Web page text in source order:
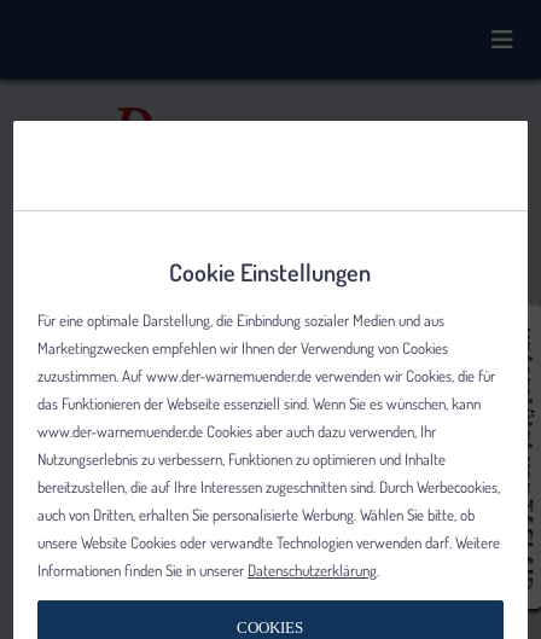
Cookie Einstellungen
Für eine optimale Darstellung, die Einbindung sozialer Medien und aus
Marketingzwecken empfehlen wir Ihnen der Verwendung von Cookies
zuzustimmen. Auf www.der-warnemuender.de verwenden wir Cookies, die für
das Funktionieren der Webseite essenziell sind. Wenn Sie es wünschen, kann
www.der-warnemuender.de Cookies aber auch dazu verwenden, Ihr
Nutzungserlebnis zu verbessern, Funktionen zu optimieren und Inhalte
bereitzustellen, die auf Ihre Interessen zugeschnitten sind. Durch Werbecookies,
auch von Dritten, erhalten Sie personalisierte Werbung. Wählen Sie bitte, ob
unsere Website Cookies oder verwandte Technologien verwenden darf. Weitere
Informationen finden Sie in unserer Datenschutzerklärung
COOKIES